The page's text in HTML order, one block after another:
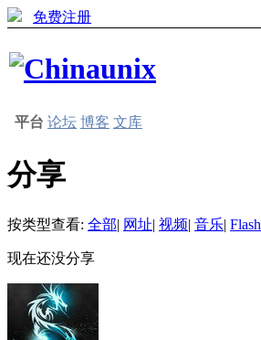
免费注册
平台 论坛 博客 文库
分享
按类型查看: 全部| 网址| 视频| 音乐| Flash
现在还没分享